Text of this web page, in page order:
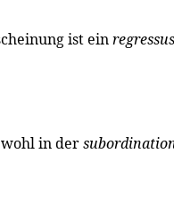
ist ein
in der